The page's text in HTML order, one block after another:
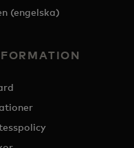
(engelska)